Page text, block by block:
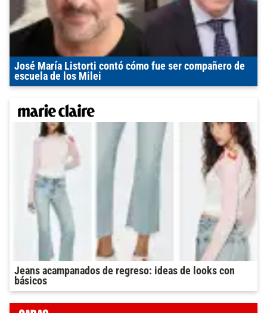
José María Listorti contó cómo fue ser compañero de
escuela de los Milei
Jeans acampanados de regreso: ideas de looks con
básicos